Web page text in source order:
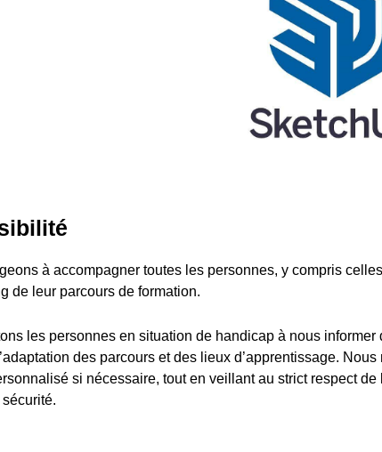
à accompagner toutes les personnes, y compris
de leur parcours de formation.
les personnes en situation de handicap à nous informer
des parcours et des lieux d’apprentissage. Nous
si nécessaire, tout en veillant au strict respect de